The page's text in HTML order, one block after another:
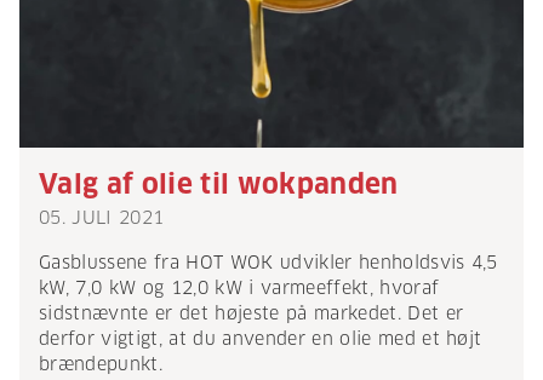
Valg af olie til wokpanden
05. JULI 2021
Gasblussene fra HOT WOK udvikler henholdsvis 4,5
kW, 7,0 kW og 12,0 kW i varmeeffekt, hvoraf
sidstnævnte er det højeste på markedet. Det er
derfor vigtigt, at du anvender en olie med et højt
brændepunkt.